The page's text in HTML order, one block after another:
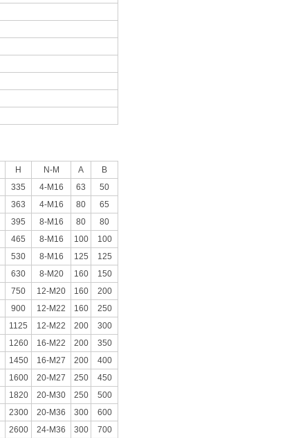
H N-M A B
335 4-M16 63
50
363 4-M16 80
65
395 8-M16 80
80
465 8-M16 100
100
530 8-M16 125
125
630 8-M20 160
150
750 12-M20 160
200
900 12-M22 160
250
1125 12-M22 200
300
1260 16-M22 200
350
1450 16-M27 200
400
1600 20-M27 250
450
1820 20-M30 250
500
2300 20-M36 300
600
2600 24-M36 300
700